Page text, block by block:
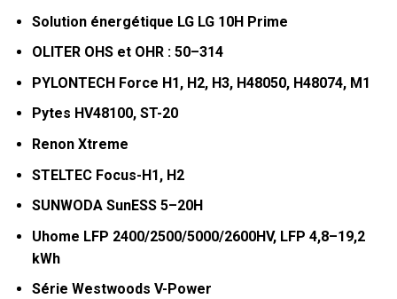
Solution énergétique LG LG 10H Prime
OLITER OHS et OHR : 50–314
PYLONTECH Force H1, H2, H3, H48050, H48074, M1
Pytes HV48100, ST-20
Renon Xtreme
STELTEC Focus-H1, H2
SUNWODA SunESS 5–20H
Uhome LFP 2400/2500/5000/2600HV, LFP 4,8–19,2
kWh
Série Westwoods V-Power